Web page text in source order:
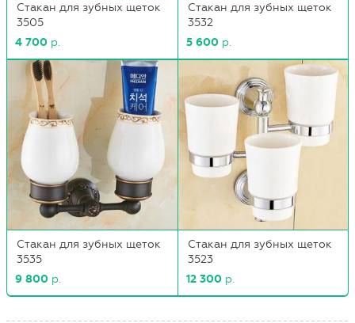
Стакан для зубных щеток
3505
4 700 р.
Стакан для зубных щеток
3532
5 600 р.
Стакан для зубных щеток
3535
9 800 р.
Стакан для зубных щеток
3523
12 300 р.